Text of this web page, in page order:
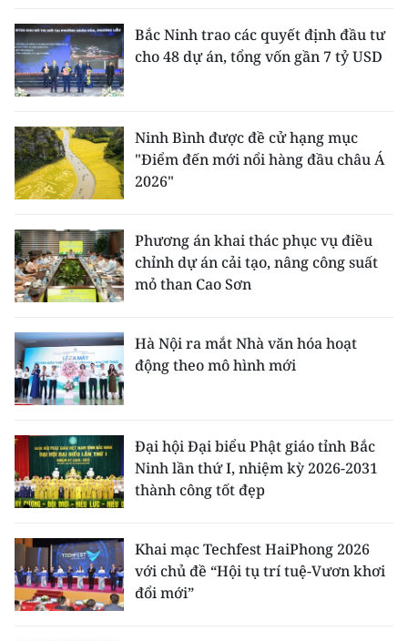
Bắc Ninh trao các quyết định đầu tư
cho 48 dự án, tổng vốn gần 7 tỷ USD
Ninh Bình được đề cử hạng mục
"Điểm đến mới nổi hàng đầu châu Á
2026"
Phương án khai thác phục vụ điều
chỉnh dự án cải tạo, nâng công suất
mỏ than Cao Sơn
Hà Nội ra mắt Nhà văn hóa hoạt
động theo mô hình mới
Đại hội Đại biểu Phật giáo tỉnh Bắc
Ninh lần thứ I, nhiệm kỳ 2026-2031
thành công tốt đẹp
Khai mạc Techfest HaiPhong 2026
với chủ đề “Hội tụ trí tuệ-Vươn khơi
đổi mới”